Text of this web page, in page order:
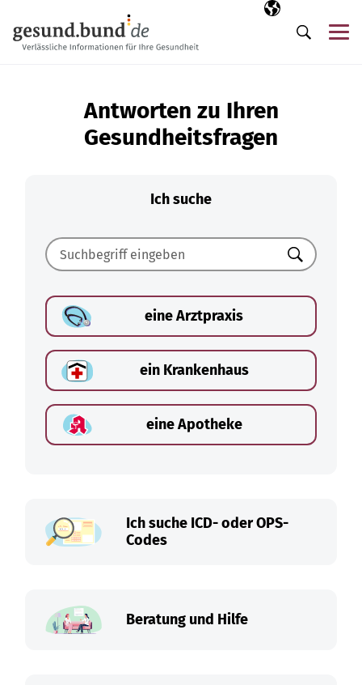
Ausgewählte
DE
Suche
Antworten zu Ihren
Gesundheitsfragen
Ich suche
Suchen
eine Arztpraxis
ein Krankenhaus
eine Apotheke
Ich suche ICD- oder OPS-
Codes
Beratung und Hilfe